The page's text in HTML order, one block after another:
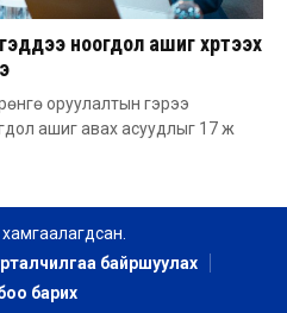
ноогдол ашиг хүртээх
оруулалтын гэрээ
ашиг авах асуудлыг 17 ж
байршуулах
барих